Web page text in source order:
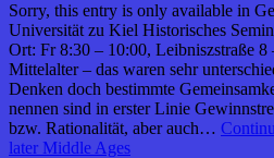
Sorry, this entry is only available in
Universität zu Kiel Historisches
Ort: Fr 8:30 – 10:00, Leibniszstraße
Mittelalter – das waren sehr
Denken doch bestimmte
nennen sind in erster Linie
bzw. Rationalität, aber auch…
later Middle Ages